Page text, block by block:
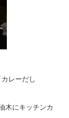
レーだし
木にキッチンカ